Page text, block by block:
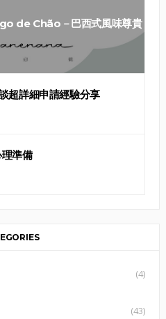
de Chão－巴西式風味尊貴
超詳細申請經驗分享
理準備
(4)
(43)